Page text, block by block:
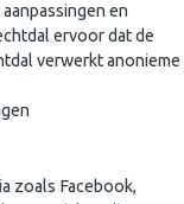
en
ervoor dat de
verwerkt anonieme
zoals Facebook,